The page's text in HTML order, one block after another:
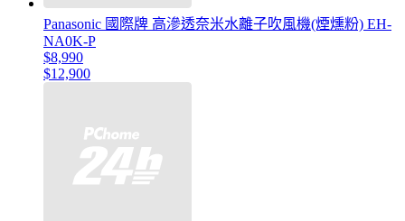
Panasonic 國際牌 高滲透奈米水離子吹風機(煙燻粉) EH-
NA0K-P
$8,990
$12,900